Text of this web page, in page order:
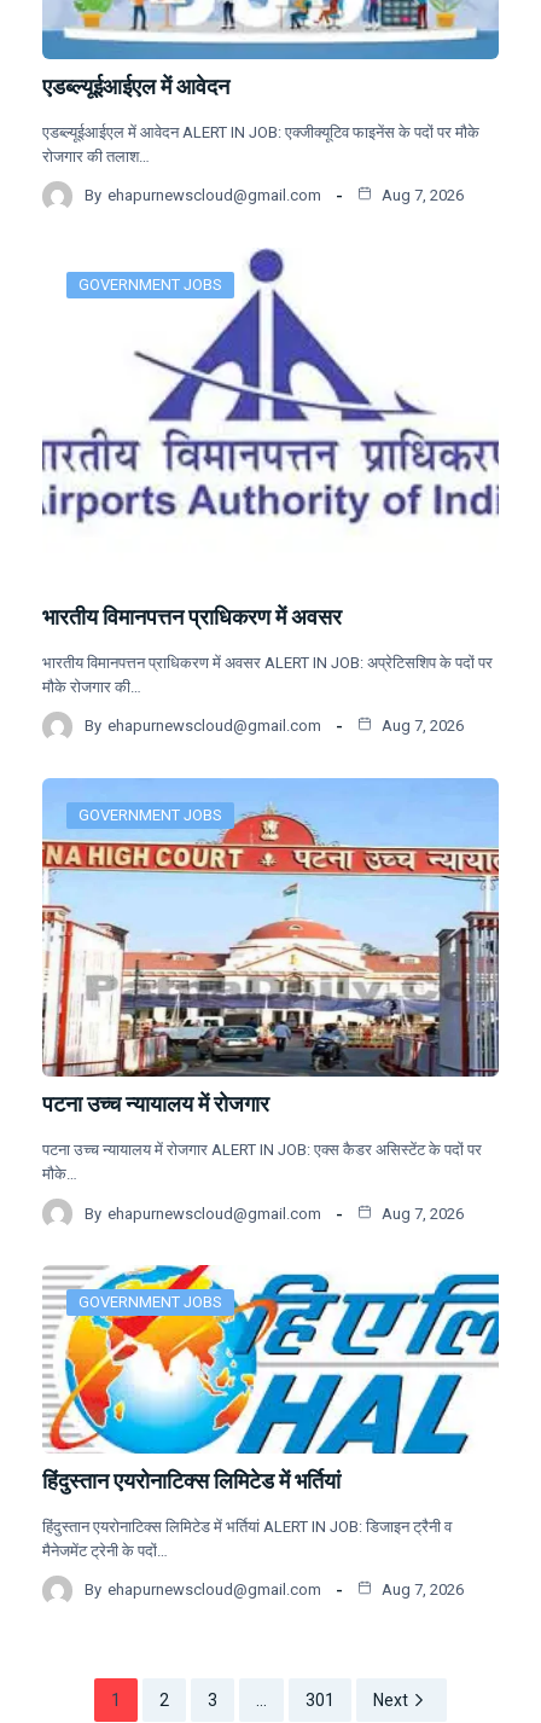
एडब्ल्यूईआईएल में आवेदन
एडब्ल्यूईआईएल में आवेदन ALERT IN JOB: एक्जीक्यूटिव फाइनेंस के पदों पर मौके
रोजगार की तलाश…
By ehapurnewscloud@gmail.com Aug 7, 2026
GOVERNMENT JOBS
भारतीय विमानपत्तन प्राधिकरण में अवसर
भारतीय विमानपत्तन प्राधिकरण में अवसर ALERT IN JOB: अप्रेटिसशिप के पदों पर
मौके रोजगार की…
By ehapurnewscloud@gmail.com Aug 7, 2026
GOVERNMENT JOBS
पटना उच्च न्यायालय में रोजगार
पटना उच्च न्यायालय में रोजगार ALERT IN JOB: एक्स कैडर असिस्टेंट के पदों पर
मौके…
By ehapurnewscloud@gmail.com Aug 7, 2026
GOVERNMENT JOBS
हिंदुस्तान एयरोनाटिक्स लिमिटेड में भर्तियां
हिंदुस्तान एयरोनाटिक्स लिमिटेड में भर्तियां ALERT IN JOB: डिजाइन ट्रैनी व
मैनेजमेंट ट्रेनी के पदों…
By ehapurnewscloud@gmail.com Aug 7, 2026
1 2 3 301 Next